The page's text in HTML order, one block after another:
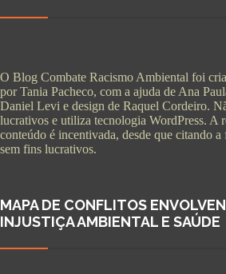
O Blog Combate Racismo Ambiental foi
por Tania Pacheco, com a ajuda de Ana
Daniel Levi e design de Raquel Cordeiro.
lucrativos e utiliza tecnologia WordPress. A
conteúdo é incentivada, desde que citando a
sem fins lucrativos.
MAPA DE CONFLITOS
INJUSTIÇA AMBIENTAL E SAÚDE